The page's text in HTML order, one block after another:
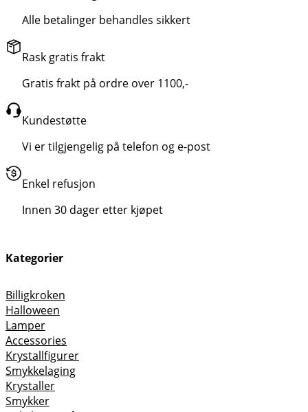
Alle betalinger behandles sikkert
Rask gratis frakt
Gratis frakt på ordre over 1100,-
Kundestøtte
Vi er tilgjengelig på telefon og e-post
Enkel refusjon
Innen 30 dager etter kjøpet
Kategorier
Billigkroken
Halloween
Lamper
Accessories
Krystallfigurer
Smykkelaging
Krystaller
Smykker